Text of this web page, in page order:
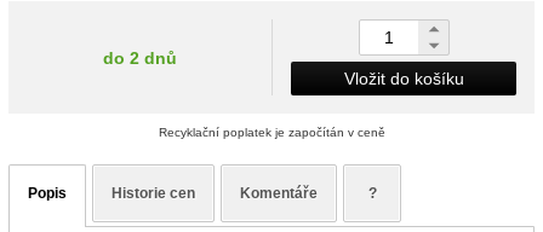
do 2 dnů
Vložit do košíku
Recyklační poplatek je započítán v ceně
Popis Historie cen Komentáře ?